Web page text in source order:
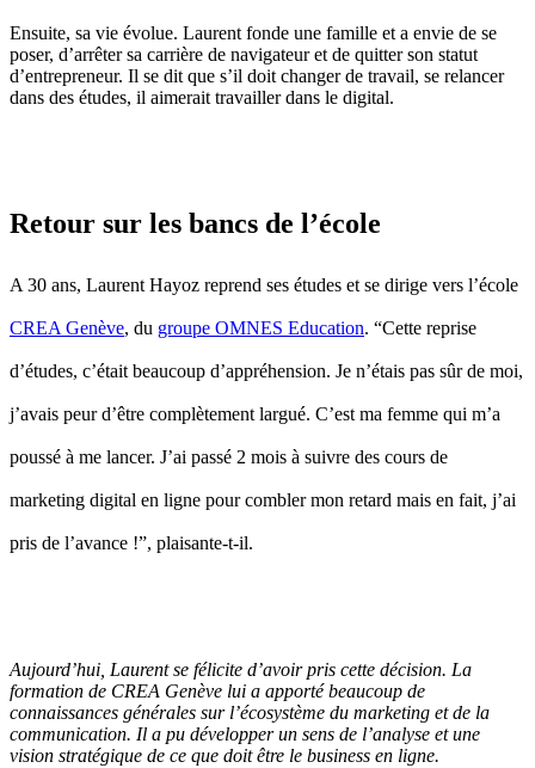
Ensuite, sa vie évolue. Laurent fonde une famille et a envie de se
poser, d’arrêter sa carrière de navigateur et de quitter son statut
d’entrepreneur. Il se dit que s’il doit changer de travail, se relancer
dans des études, il aimerait travailler dans le digital.
Retour sur les bancs de l’école
A 30 ans, Laurent Hayoz reprend ses études et se dirige vers l’école
CREA Genève, du groupe OMNES Education. “Cette reprise
d’études, c’était beaucoup d’appréhension. Je n’étais pas sûr de moi,
j’avais peur d’être complètement largué. C’est ma femme qui m’a
poussé à me lancer. J’ai passé 2 mois à suivre des cours de
marketing digital en ligne pour combler mon retard mais en fait, j’ai
pris de l’avance !”, plaisante-t-il.
Aujourd’hui, Laurent se félicite d’avoir pris cette décision. La
formation de CREA Genève lui a apporté beaucoup de
connaissances générales sur l’écosystème du marketing et de la
communication. Il a pu développer un sens de l’analyse et une
vision stratégique de ce que doit être le business en ligne.